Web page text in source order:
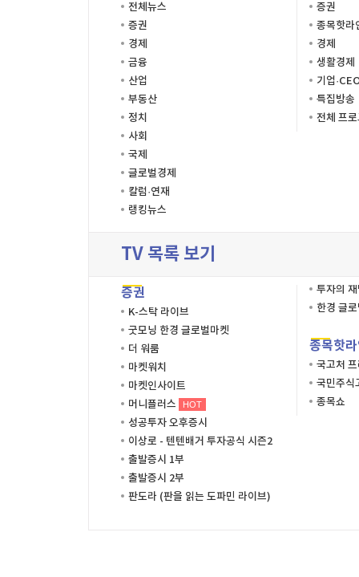
전체뉴스
증권
경제
금융
산업
부동산
정치
사회
국제
글로벌경제
칼럼·연재
랭킹뉴스
증권
종목핫라
경제
생활경제
기업
특집방송
전체 프
TV 목록 보기
증권
K-스탁 라이브
굿모닝 한경 글로벌마켓
더 워룸
마켓워치
마켓인사이트
머니플러스
HOT
성공투자 오후증시
이상로 - 텐텐배거 투자공식 시즌2
출발증시 1부
출발증시 2부
판도라 (판을 읽는 도파민 라이브)
투자의
한경 글
종목핫
국고처
국민주식
종목쇼